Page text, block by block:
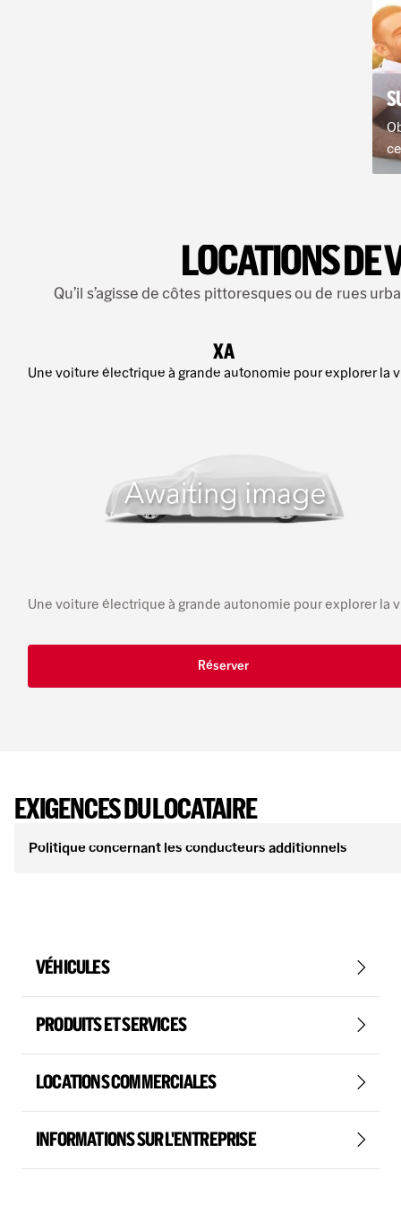
LOCATIONS DE
Qu’il s’agisse de côtes pittoresques ou de rues
XA
Une voiture électrique à grande autonomie pour explorer la
Une voiture électrique à grande autonomie pour explorer la
Réserver
EXIGENCES DU LOCATAIRE
Politique concernant les conducteurs additionnels
VÉHICULES
PRODUITS ET SERVICES
LOCATIONS COMMERCIALES
INFORMATIONS SUR L'ENTREPRISE